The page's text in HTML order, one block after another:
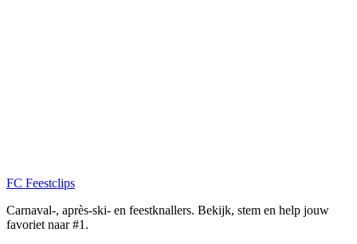
FC Feestclips
Carnaval-, après-ski- en feestknallers. Bekijk, stem en help jouw
favoriet naar #1.